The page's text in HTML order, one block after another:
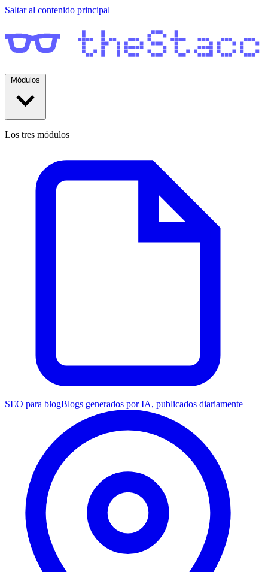
Saltar al contenido principal
Los tres módulos
SEO para blogBlogs generados por IA, publicados diariamente